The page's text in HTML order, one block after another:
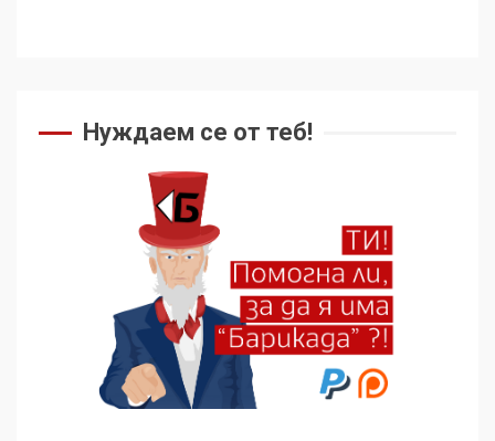
Нуждаем се от теб!